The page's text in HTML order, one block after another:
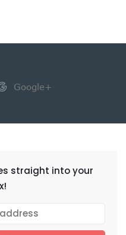
Google+
straight into your